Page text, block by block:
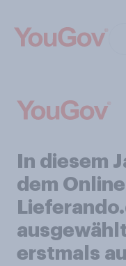
In diesem
dem
erstmals